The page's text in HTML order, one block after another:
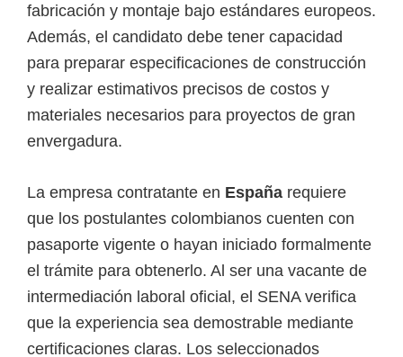
fabricación y montaje bajo estándares europeos.
Además, el candidato debe tener capacidad
para preparar especificaciones de construcción
y realizar estimativos precisos de costos y
materiales necesarios para proyectos de gran
envergadura.
La empresa contratante en España requiere
que los postulantes colombianos cuenten con
pasaporte vigente o hayan iniciado formalmente
el trámite para obtenerlo. Al ser una vacante de
intermediación laboral oficial, el SENA verifica
que la experiencia sea demostrable mediante
certificaciones claras. Los seleccionados